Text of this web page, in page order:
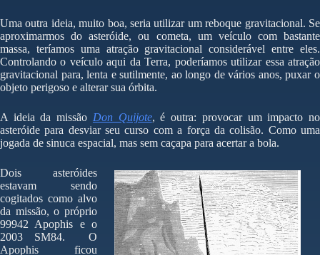
Uma outra ideia, muito boa, seria utilizar um reboque gravitacional. Se
aproximarmos do asteróide, ou cometa, um veículo com bastante
massa, teríamos uma atração gravitacional considerável entre eles.
Controlando o veículo aqui da Terra, poderíamos utilizar essa atração
gravitacional para, lenta e sutilmente, ao longo de vários anos, puxar o
objeto perigoso e alterar sua órbita.
A ideia da missão Don Quijote, é outra: provocar um impacto no
asteróide para desviar seu curso com a força da colisão. Como uma
jogada de sinuca espacial, mas sem caçapa para acertar a bola.
Dois asteróides
estavam sendo
cogitados como alvo
da missão, o próprio
99942 Apophis e o
2003 SM84. O
Apophis ficou